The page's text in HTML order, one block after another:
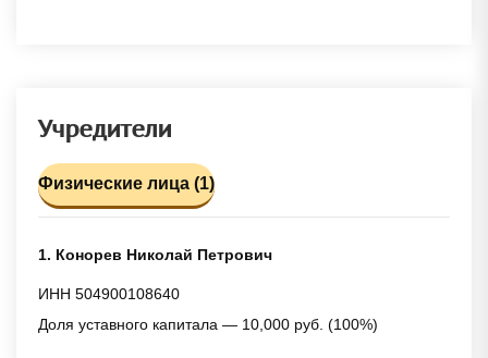
Учредители
Физические лица (1)
1. Конорев Николай Петрович
ИНН 504900108640
Доля уставного капитала — 10,000 руб. (100%)